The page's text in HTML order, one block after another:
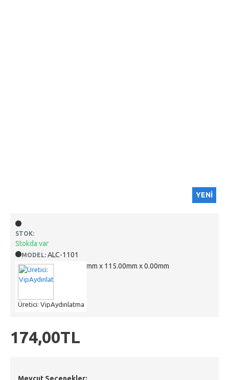
YENI
STOK:
Stokda var
MODEL: ALC-1101
DIMENSIONS: 115.00mm x 115.00mm x 0.00mm
Üretici: VipAydınlatma
174,00TL